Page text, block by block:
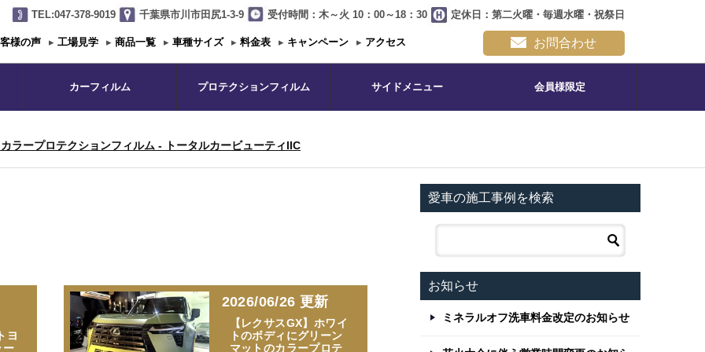
TEL:047-378-9019 千葉県市川市田尻1-3-9 受付時間：木～火 10：00～18：30 定休日：第二火曜・毎週水曜・祝祭日
様の声 ▸ 工場見学 ▸ 商品一覧 ▸ 車種サイズ ▸ 料金表 ▸ キャンペーン ▸ アクセス お問合わせ
カーフィルム プロテクションフィルム サイドメニュー 会員様限定
カラープロテクションフィルム - トータルカービューティIIC
ヨ
ー
2026/06/26 更新
【レクサスGX】ホワイ
トのボディにグリーン
マットのカラープロテ
愛車の施工事例を検索
お知らせ
ミネラルオフ洗車料金改定のお知らせ